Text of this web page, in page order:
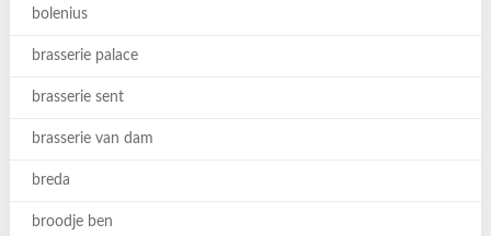
bolenius
brasserie palace
brasserie sent
brasserie van dam
breda
broodje ben